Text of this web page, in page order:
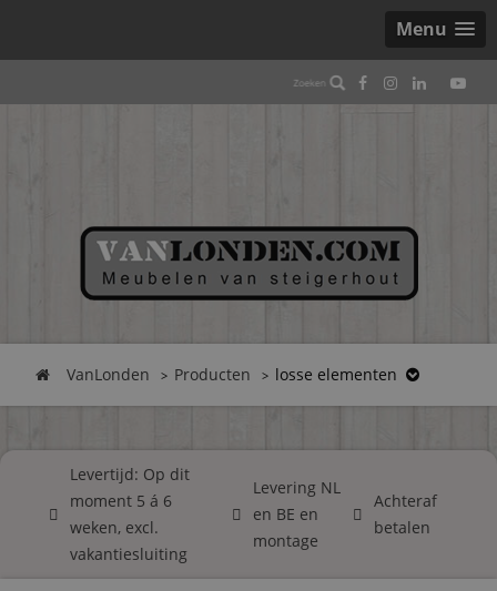
Menu
VanLonden Producten losse elementen
Levertijd: Op dit
moment 5 á 6
weken, excl.
vakantiesluiting
Levering NL
en BE en
montage
Achteraf
betalen